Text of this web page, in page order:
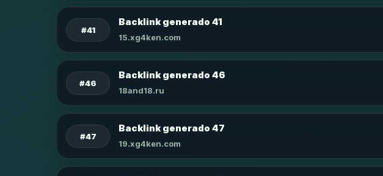
#41
Backlink generado 41
15.xg4ken.com
#46
Backlink generado 46
18and18.ru
#47
Backlink generado 47
19.xg4ken.com